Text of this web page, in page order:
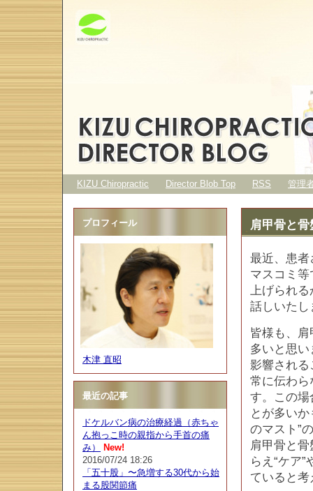
KIZU Chiropractic Director Blob Top RSS 管理
肩甲骨と骨
最近、患者
マスコミ
上げられる
話しいたし
皆様も、
多いと思
影響される
常に伝わら
す。この場
とが多い
のマスト”
肩甲骨と
らえ“ケア
ていると
プロフィール
木津 直昭
最近の記事
ドケルバン病の治療経過（赤ちゃ
ん抱っこ時の親指から手首の痛
み）
New!
2016/07/24 18:26
「五十股」〜急増する30代から始
まる股関節痛